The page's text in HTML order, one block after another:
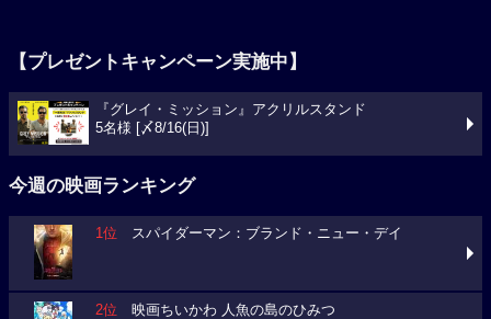
【プレゼントキャンペーン実施中】
『グレイ・ミッション』アクリルスタンド
5名様 [〆8/16(日)]
今週の映画ランキング
1位 スパイダーマン：ブランド・ニュー・デイ
2位 映画ちいかわ 人魚の島のひみつ